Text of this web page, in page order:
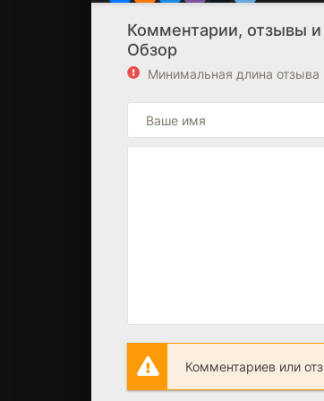
Комментарии, отзывы
Обзор
Минимальная длина
Комментариев или